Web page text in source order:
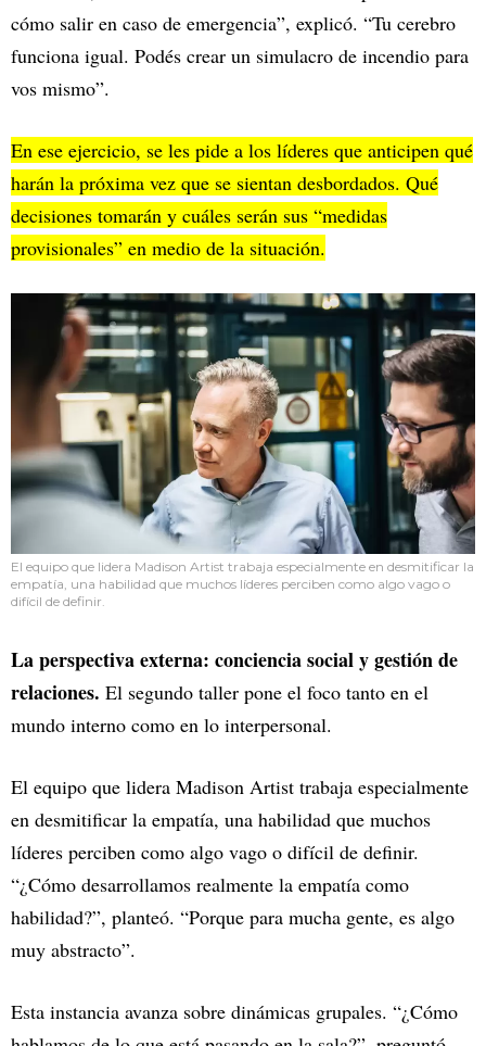
cómo salir en caso de emergencia”, explicó. “Tu cerebro
funciona igual. Podés crear un simulacro de incendio para
vos mismo”.
En ese ejercicio, se les pide a los líderes que anticipen qué
harán la próxima vez que se sientan desbordados. Qué
decisiones tomarán y cuáles serán sus “medidas
provisionales” en medio de la situación.
El equipo que lidera Madison Artist trabaja especialmente en desmitificar la
empatía, una habilidad que muchos líderes perciben como algo vago o
difícil de definir.
La perspectiva externa: conciencia social y gestión de
relaciones. El segundo taller pone el foco tanto en el
mundo interno como en lo interpersonal.
El equipo que lidera Madison Artist trabaja especialmente
en desmitificar la empatía, una habilidad que muchos
líderes perciben como algo vago o difícil de definir.
“¿Cómo desarrollamos realmente la empatía como
habilidad?”, planteó. “Porque para mucha gente, es algo
muy abstracto”.
Esta instancia avanza sobre dinámicas grupales. “¿Cómo